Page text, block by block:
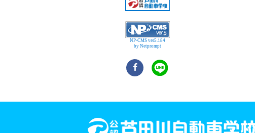
NP-CMS ver5.184
by Netprompt